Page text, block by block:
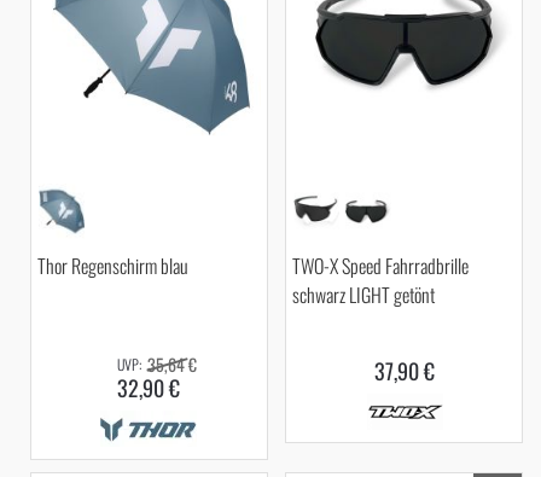
Thor Regenschirm blau
32,90 €
35,64 €
TWO-X Speed Fahrradbrille
schwarz LIGHT getönt
37,90 €